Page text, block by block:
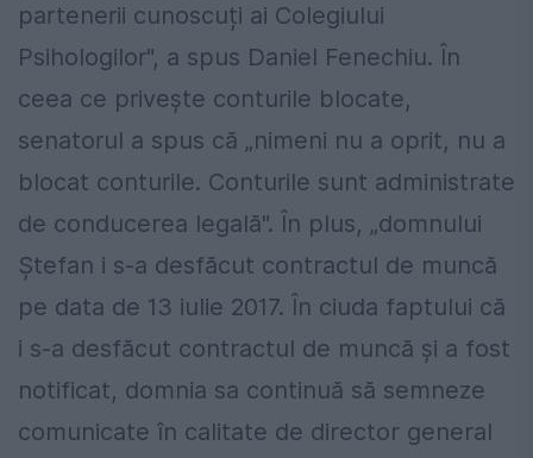
partenerii cunoscuți ai Colegiului
Psihologilor", a spus Daniel Fenechiu. În
ceea ce privește conturile blocate,
senatorul a spus că „nimeni nu a oprit, nu a
blocat conturile. Conturile sunt administrate
de conducerea legală". În plus, „domnului
Ștefan i s-a desfăcut contractul de muncă
pe data de 13 iulie 2017. În ciuda faptului că
i s-a desfăcut contractul de muncă și a fost
notificat, domnia sa continuă să semneze
comunicate în calitate de director general